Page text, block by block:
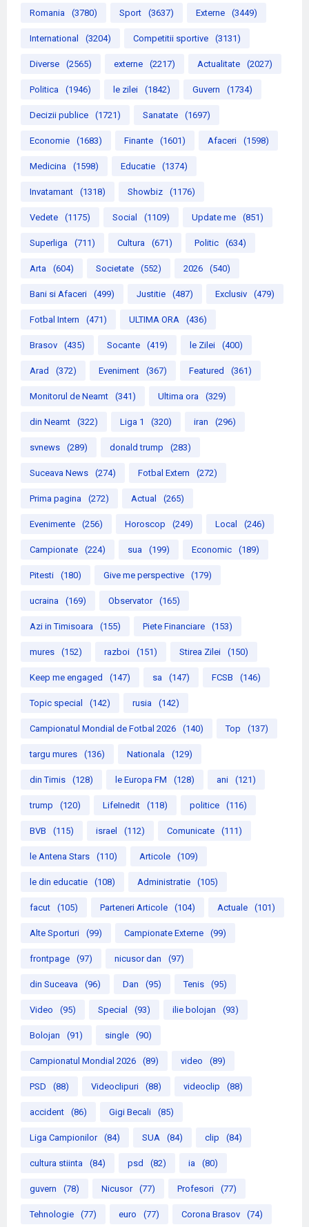
Romania (3780) Sport (3637) Externe (3449)
International (3204) Competitii sportive (3131)
Diverse (2565) externe (2217) Actualitate (2027)
Politica (1946) le zilei (1842) Guvern (1734)
Decizii publice (1721) Sanatate (1697)
Economie (1683) Finante (1601) Afaceri (1598)
Medicina (1598) Educatie (1374)
Invatamant (1318) Showbiz (1176)
Vedete (1175) Social (1109) Update me (851)
Superliga (711) Cultura (671) Politic (634)
Arta (604) Societate (552) 2026 (540)
Bani si Afaceri (499) Justitie (487) Exclusiv (479)
Fotbal Intern (471) ULTIMA ORA (436)
Brasov (435) Socante (419) le Zilei (400)
Arad (372) Eveniment (367) Featured (361)
Monitorul de Neamt (341) Ultima ora (329)
din Neamt (322) Liga 1 (320) iran (296)
svnews (289) donald trump (283)
Suceava News (274) Fotbal Extern (272)
Prima pagina (272) Actual (265)
Evenimente (256) Horoscop (249) Local (246)
Campionate (224) sua (199) Economic (189)
Pitesti (180) Give me perspective (179)
ucraina (169) Observator (165)
Azi in Timisoara (155) Piete Financiare (153)
mures (152) razboi (151) Stirea Zilei (150)
Keep me engaged (147) sa (147) FCSB (146)
Topic special (142) rusia (142)
Campionatul Mondial de Fotbal 2026 (140) Top (137)
targu mures (136) Nationala (129)
din Timis (128) le Europa FM (128) ani (121)
trump (120) LifeInedit (118) politice (116)
BVB (115) israel (112) Comunicate (111)
le Antena Stars (110) Articole (109)
le din educatie (108) Administratie (105)
facut (105) Parteneri Articole (104) Actuale (101)
Alte Sporturi (99) Campionate Externe (99)
frontpage (97) nicusor dan (97)
din Suceava (96) Dan (95) Tenis (95)
Video (95) Special (93) ilie bolojan (93)
Bolojan (91) single (90)
Campionatul Mondial 2026 (89) video (89)
PSD (88) Videoclipuri (88) videoclip (88)
accident (86) Gigi Becali (85)
Liga Campionilor (84) SUA (84) clip (84)
cultura stiinta (84) psd (82) ia (80)
guvern (78) Nicusor (77) Profesori (77)
Tehnologie (77) euro (77) Corona Brasov (74)